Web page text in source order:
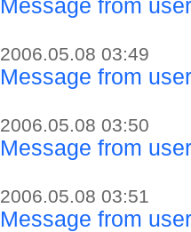
Message from
2006.05.08 03:49
Message from
2006.05.08 03:50
Message from
2006.05.08 03:51
Message from